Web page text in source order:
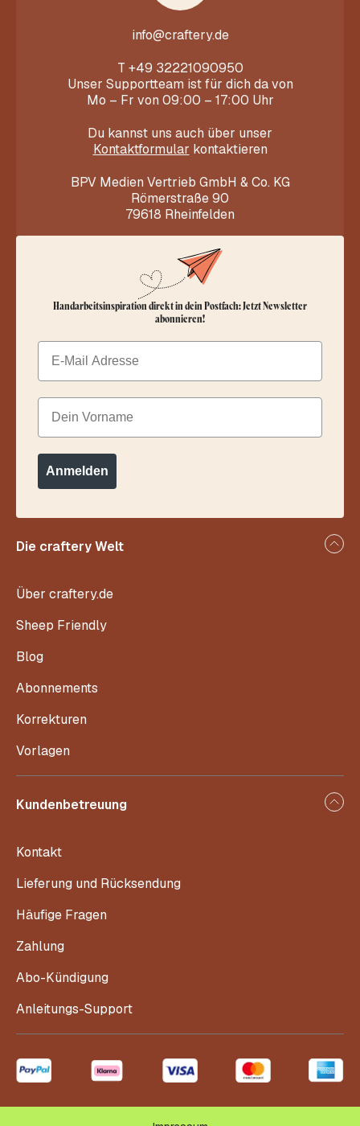
info@craftery.de
T +49 32221090950
Unser Supportteam ist für dich da von
Mo – Fr von 09:00 – 17:00 Uhr
Du kannst uns auch über unser
Kontaktformular kontaktieren
BPV Medien Vertrieb GmbH & Co. KG
Römerstraße 90
79618 Rheinfelden
Die craftery Welt
Über craftery.de
Sheep Friendly
Blog
Abonnements
Korrekturen
Vorlagen
Kundenbetreuung
Kontakt
Lieferung und Rücksendung
Häufige Fragen
Zahlung
Abo-Kündigung
Anleitungs-Support
Handarbeitsinspiration direkt in dein Postfach: Jetzt Newsletter
abonnieren!
Email
Dein Vorname
Anmelden